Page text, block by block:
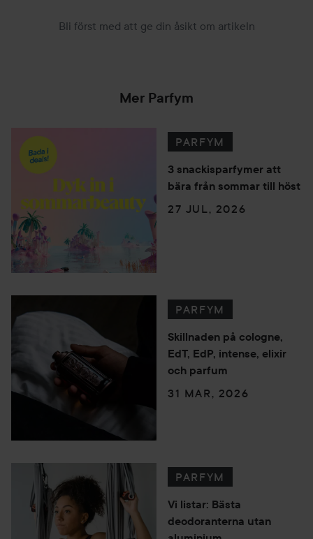
Bli först med att ge din åsikt om artikeln
Mer Parfym
PARFYM
3 snackisparfymer att
bära från sommar till höst
27 JUL, 2026
PARFYM
Skillnaden på cologne,
EdT, EdP, intense, elixir
och parfum
31 MAR, 2026
PARFYM
Vi listar: Bästa
deodoranterna utan